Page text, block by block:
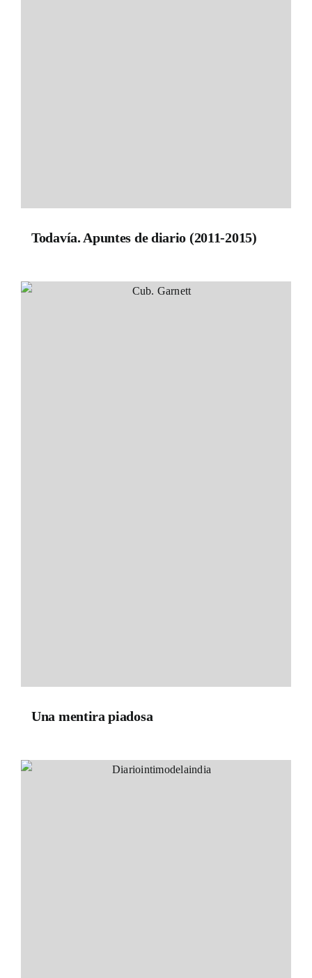
Todavía. Apuntes de diario (2011-2015)
Una mentira piadosa